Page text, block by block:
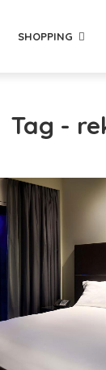
SHOPPING
Tag -